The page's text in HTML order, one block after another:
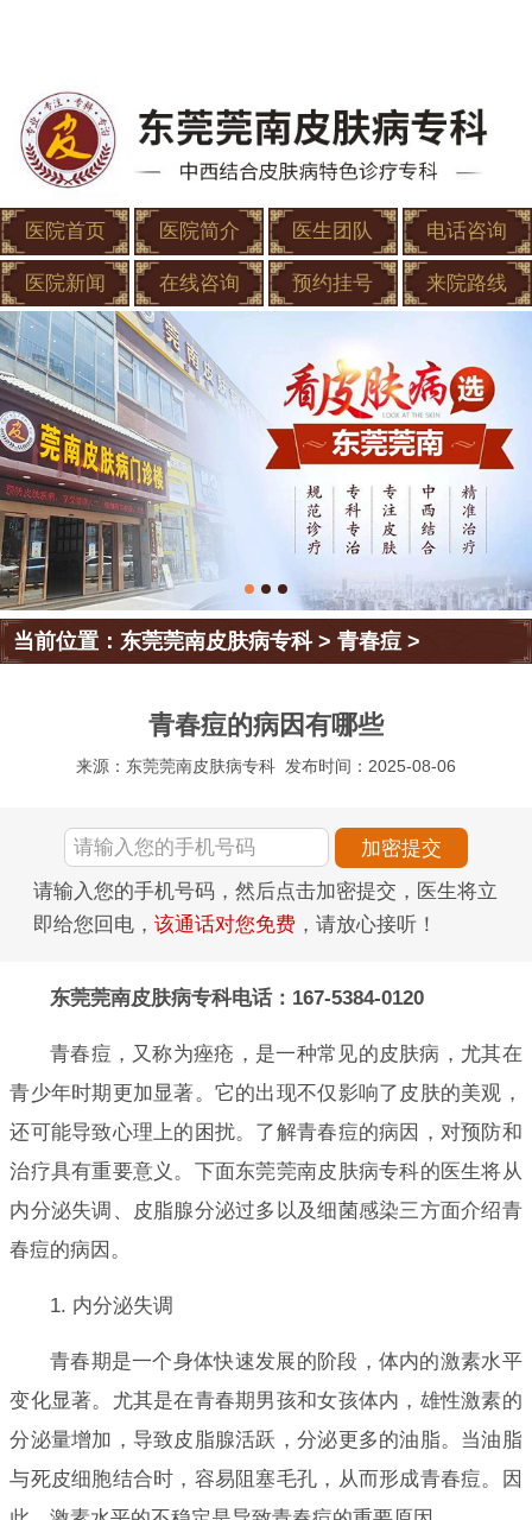
医院首页 医院简介 医生团队 电话咨询
医院新闻 在线咨询 预约挂号 来院路线
当前位置：东莞莞南皮肤病专科>青春痘 >
青春痘的病因有哪些
来源：东莞莞南皮肤病专科 发布时间：2025-08-06
请输入您的手机号码，然后点击加密提交，医生将立
即给您回电， 该通话对您免费 ，请放心接听！
东莞莞南皮肤病专科电话：167-5384-0120
青春痘，又称为痤疮，是一种常见的皮肤病，尤其在
青少年时期更加显著。它的出现不仅影响了皮肤的美观，
还可能导致心理上的困扰。了解青春痘的病因，对预防和
治疗具有重要意义。下面东莞莞南皮肤病专科的医生将从
内分泌失调、皮脂腺分泌过多以及细菌感染三方面介绍青
春痘的病因。
1. 内分泌失调
青春期是一个身体快速发展的阶段，体内的激素水平
变化显著。尤其是在青春期男孩和女孩体内，雄性激素的
分泌量增加，导致皮脂腺活跃，分泌更多的油脂。当油脂
与死皮细胞结合时，容易阻塞毛孔，从而形成青春痘。因